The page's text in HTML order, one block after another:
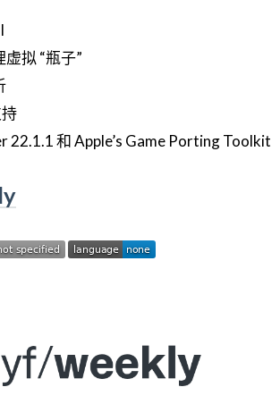
拟 “瓶子”
22.1.1 和 Apple’s Game Porting Toolkit